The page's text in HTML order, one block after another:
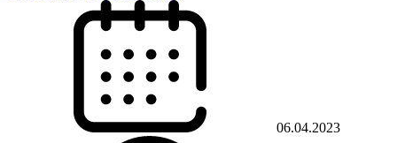
06.04.2023